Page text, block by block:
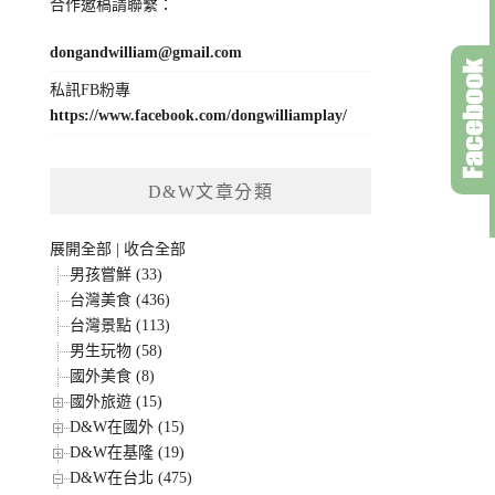
合作邀稿請聯繫：
dongandwilliam@gmail.com
私訊FB粉專
https://www.facebook.com/dongwilliamplay/
D&W文章分類
展開全部
收合全部
男孩嘗鮮 (33)
台灣美食 (436)
台灣景點 (113)
男生玩物 (58)
國外美食 (8)
國外旅遊 (15)
D&W在國外 (15)
D&W在基隆 (19)
D&W在台北 (475)